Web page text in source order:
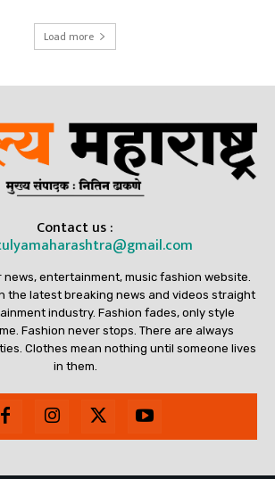
Load more
Contact us :
news, entertainment, music fashion website.
the latest breaking news and videos straight
industry. Fashion fades, only style
Fashion never stops. There are always
Clothes mean nothing until someone lives
in them.